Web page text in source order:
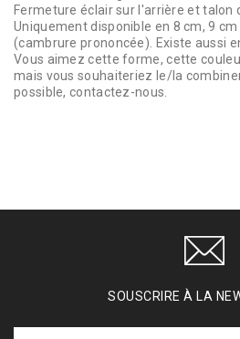
Fermeture éclair sur l'arrière et talon
Uniquement disponible en 8 cm, 9
(cambrure prononcée). Existe aussi
Vous aimez cette forme, cette
mais vous souhaiteriez le/la
possible, contactez-nous.
SOUSCRIRE À LA